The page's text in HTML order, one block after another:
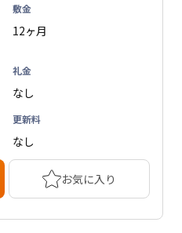
敷金
12ヶ月
礼金
なし
更新料
なし
お気に入り